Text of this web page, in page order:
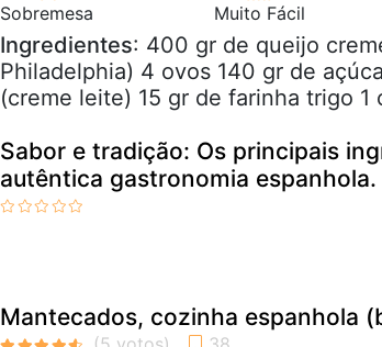
Sobremesa Muito Fácil
Ingredientes: 400 gr de queijo
Philadelphia) 4 ovos 140 gr de
(creme leite) 15 gr de farinha trigo 1
Sabor e tradição: Os principais
autêntica gastronomia espanhola.
Mantecados, cozinha espanhola